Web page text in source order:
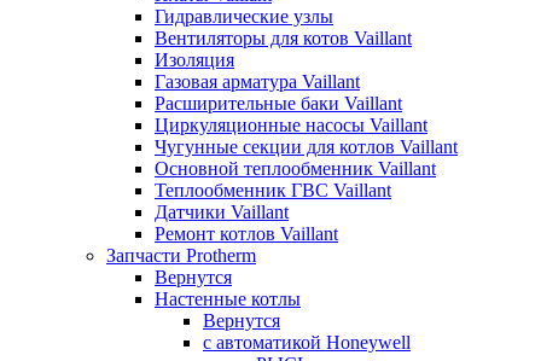
Гидравлические узлы
Вентиляторы для котов Vaillant
Изоляция
Газовая арматура Vaillant
Расширительные баки Vaillant
Циркуляционные насосы Vaillant
Чугунные секции для котлов Vaillant
Основной теплообменник Vaillant
Теплообменник ГВС Vaillant
Датчики Vaillant
Ремонт котлов Vaillant
Запчасти Protherm
Вернутся
Настенные котлы
Вернутся
с автоматикой Honeywell